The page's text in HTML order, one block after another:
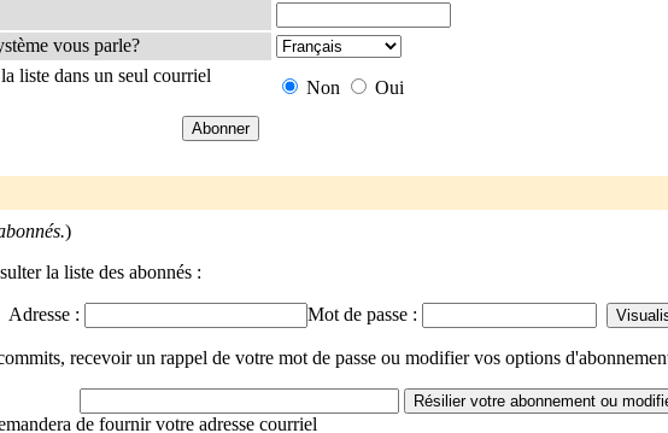
vous parle?
liste dans un seul courriel
Non Oui
)
la liste des abonnés :
Adresse : Mot de passe :
recevoir un rappel de votre mot de passe ou modifier vos options
de fournir votre adresse courriel